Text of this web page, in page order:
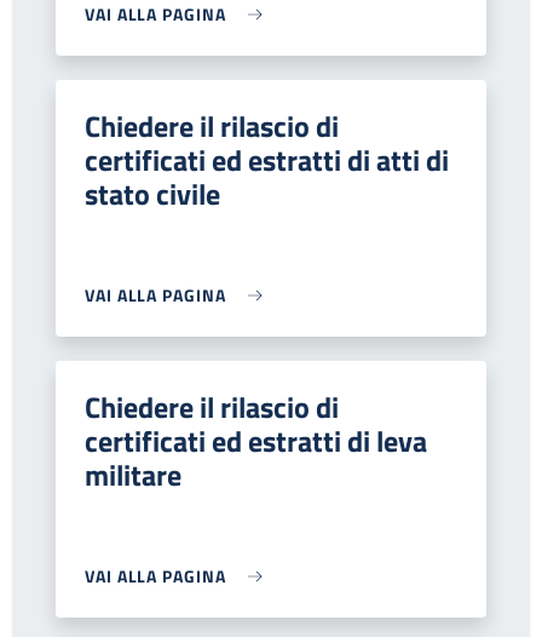
VAI ALLA PAGINA
Chiedere il rilascio di
certificati ed estratti di atti di
stato civile
VAI ALLA PAGINA
Chiedere il rilascio di
certificati ed estratti di leva
militare
VAI ALLA PAGINA